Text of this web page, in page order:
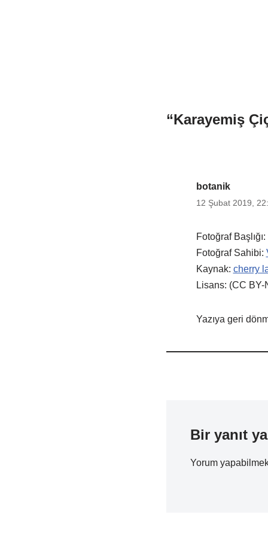
“Karayemiş
botanik
12 Şubat 2019,
Fotoğraf
Fotoğraf Sahibi:
Kaynak: cherry
Lisans: (CC BY-
Yazıya geri
Bir yanıt
Yorum